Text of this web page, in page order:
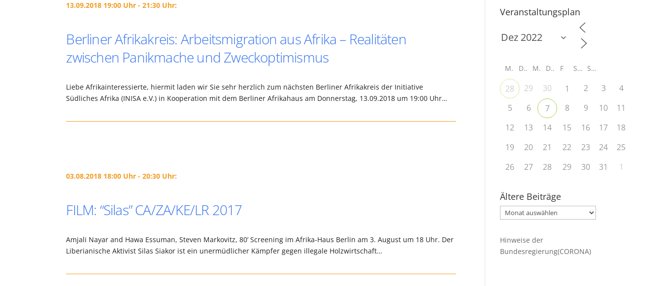
13.09.2018 19:00 Uhr - 21:30 Uhr:
Berliner Afrikakreis: Arbeitsmigration aus Afrika – Realitäten
zwischen Panikmache und Zweckoptimismus
Liebe Afrikainteressierte, hiermit laden wir Sie sehr herzlich zum nächsten Berliner Afrikakreis der Initiative
Südliches Afrika (INISA e.V.) in Kooperation mit dem Berliner Afrikahaus am Donnerstag, 13.09.2018 um 19:00 Uhr…
03.08.2018 18:00 Uhr - 20:30 Uhr:
FILM: “Silas” CA/ZA/KE/LR 2017
Amjali Nayar and Hawa Essuman, Steven Markovitz, 80’ Screening im Afrika-Haus Berlin am 3. August um 18 Uhr. Der
Liberianische Aktivist Silas Siakor ist ein unermüdlicher Kämpfer gegen illegale Holzwirtschaft…
Veranstaltungsplan
M D M D F S S
28 29 30 1 2 3
4
5
6 7 8 9 10
11
12
13 14 15 16 17
18
19
20 21 22 23 24
25
26
27 28 29 30 31 1
Ältere Beiträge
Ältere
Beiträge
Hinweise der
Bundesregierung(CORONA)